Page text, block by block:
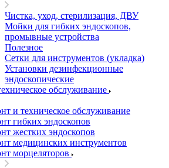
Чистка, уход, стерилизация, ДВУ
Мойки для гибких эндоскопов,
промывные устройства
Полезное
Сетки для инструментов (укладка)
Установки дезинфекционные
эндоскопические
обслуживание
и техническое обслуживание
гибких эндоскопов
жестких эндоскопов
медицинских инструментов
морцеляторов